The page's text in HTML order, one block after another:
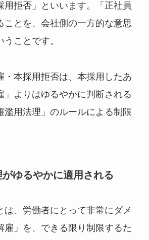
用拒否」といいます。「正社員
ことを、会社側の一方的な意思
ことです。
・本採用拒否は、本採用したあ
」よりはゆるやかに判断される
濫用法理」のルールによる制限
ゆるやかに適用される
は、労働者にとって非常にダメ
雇」を、できる限り制限するた